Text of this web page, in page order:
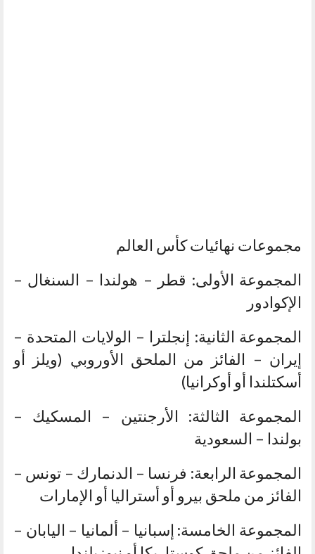
مجموعات نهائيات كأس العالم
المجموعة الأولى: قطر – هولندا – السنغال –
الإكوادور
المجموعة الثانية: إنجلترا – الولايات المتحدة –
إيران – الفائز من الملحق الأوروبي (ويلز أو
أسكتلندا أو أوكرانيا)
المجموعة الثالثة: الأرجنتين – المسكيك –
بولندا – السعودية
المجموعة الرابعة: فرنسا – الدنمارك – تونس –
الفائز من ملحق بيرو أو أستراليا أو الإمارات
المجموعة الخامسة: إسبانيا – ألمانيا – اليابان –